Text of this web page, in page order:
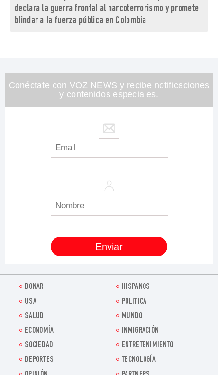
declara la guerra frontal al narcoterrorismo y promete
blindar a la fuerza pública en Colombia
Conéctate con VOZ NEWS y recibe notificaciones
y contenidos especiales.
DONAR
HISPANOS
USA
POLITICA
SALUD
MUNDO
ECONOMÍA
INMIGRACIÓN
SOCIEDAD
ENTRETENIMIENTO
DEPORTES
TECNOLOGÍA